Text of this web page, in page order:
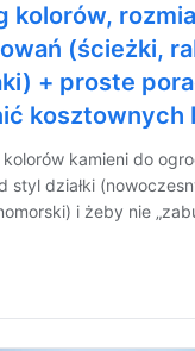
kolorów,
(ścieżki,
+ proste
kosztownych
kolorów kamieni do
styl działki
i żeby nie